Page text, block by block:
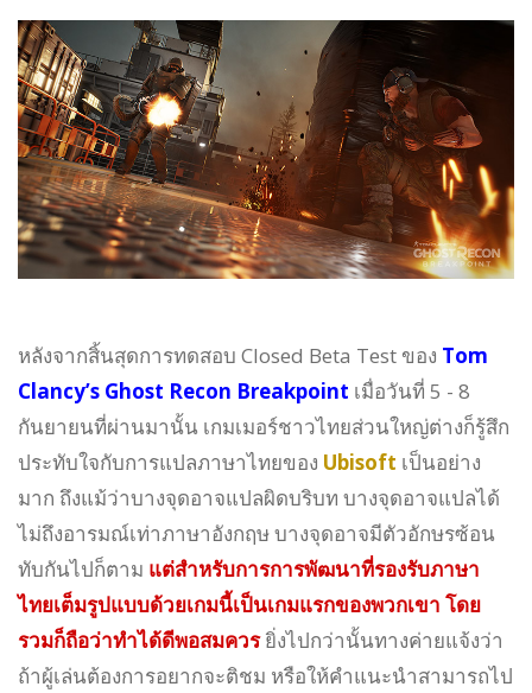
หลังจากสิ้นสุดการทดสอบ Closed Beta Test ของ Tom
Clancy’s Ghost Recon Breakpoint เมื่อวันที่ 5 - 8
กันยายนที่ผ่านมานั้น เกมเมอร์ชาวไทยส่วนใหญ่ต่างก็รู้สึก
ประทับใจกับการแปลภาษาไทยของ Ubisoft เป็นอย่าง
มาก ถึงแม้ว่าบางจุดอาจแปลผิดบริบท บางจุดอาจแปลได้
ไม่ถึงอารมณ์เท่าภาษาอังกฤษ บางจุดอาจมีตัวอักษรซ้อน
ทับกันไปก็ตาม แต่สำหรับการการพัฒนาที่รองรับภาษา
ไทยเต็มรูปแบบด้วยเกมนี้เป็นเกมแรกของพวกเขา โดย
รวมก็ถือว่าทำได้ดีพอสมควรยิ่งไปกว่านั้นทางค่ายแจ้งว่า
ถ้าผู้เล่นต้องการอยากจะติชม หรือให้คำแนะนำสามารถไป